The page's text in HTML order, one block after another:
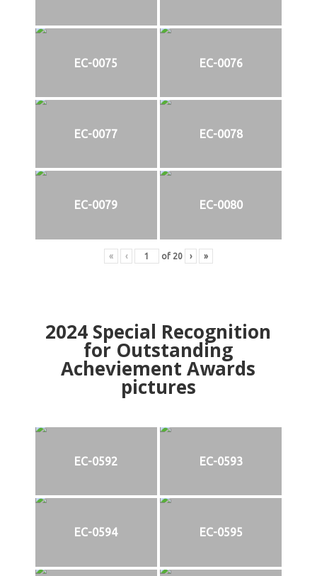
EC-0075 EC-0076
EC-0077 EC-0078
EC-0079 EC-0080
« ‹ of 20 › »
2024 Special Recognition
for Outstanding
Acheviement Awards
pictures
EC-0592 EC-0593
EC-0594 EC-0595